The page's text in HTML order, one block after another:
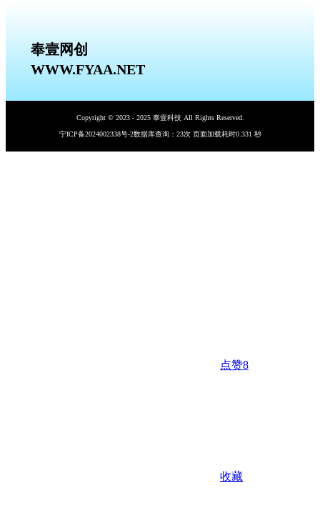
奉壹网创
WWW.FYAA.NET
Copyright © 2023 - 2025 奉壹科技 All Rights Reserved.
宁ICP备2024002338号-2数据库查询：23次 页面加载耗时0.331 秒
点赞8
收藏